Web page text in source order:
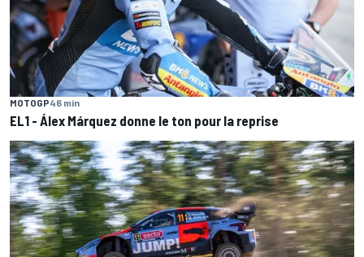
MOTOGP46 min
EL1 - Álex Márquez donne le ton pour la reprise